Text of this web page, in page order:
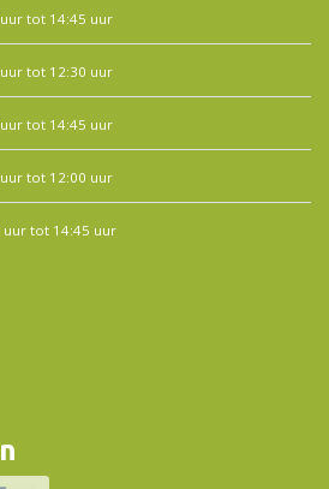
tot 14:45 uur
tot 12:30 uur
tot 14:45 uur
tot 12:00 uur
uur tot 14:45 uur